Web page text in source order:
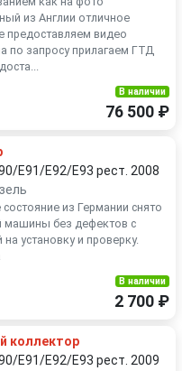
из Англии отличное
предоставляем видео
по запросу прилагаем ГТД
В наличии
76 500 ₽
E91/E92/E93 рест. 2008
из Германии снято
машины без дефектов с
на установку и проверку.
В наличии
2 700 ₽
коллектор
E91/E92/E93 рест. 2009